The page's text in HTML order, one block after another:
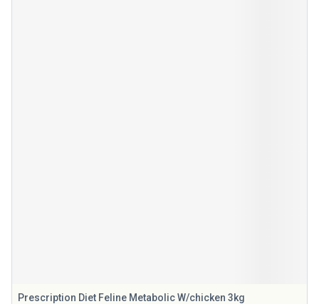
Prescription Diet Feline Metabolic W/chicken 3kg